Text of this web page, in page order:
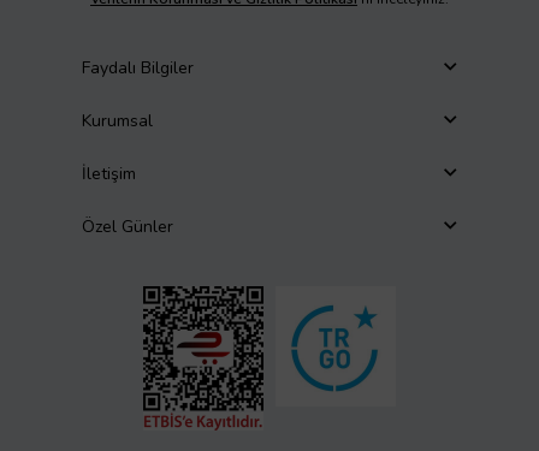
Faydalı Bilgiler
Kurumsal
İletişim
Özel Günler